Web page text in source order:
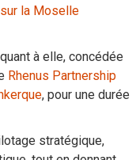
la Moselle
à elle, concédée
Rhenus Partnership
, pour une durée
stratégique,